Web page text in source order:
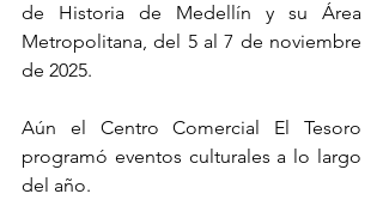
de Historia de Medellín y su Área
Metropolitana, del 5 al 7 de noviembre
de 2025.
Aún el Centro Comercial El Tesoro
programó eventos culturales a lo largo
del año.